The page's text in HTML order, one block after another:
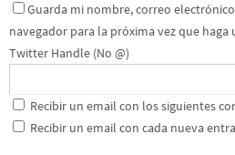
Guarda mi nombre, correo
navegador para la próxima vez que
Twitter Handle (No @)
Recibir un email con los siguientes
Recibir un email con cada nueva